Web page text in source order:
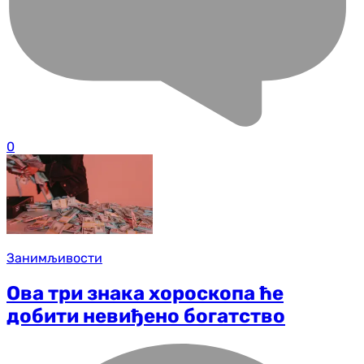
0
Занимљивости
Ова три знака хороскопа ће
добити невиђено богатство